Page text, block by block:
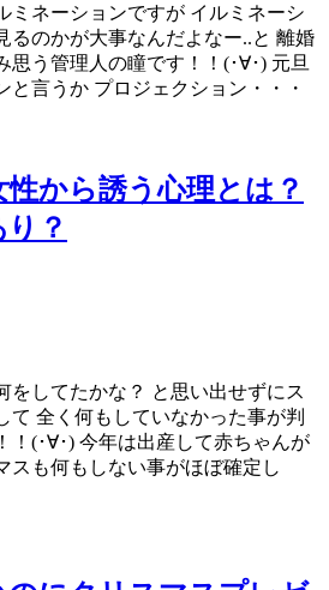
ミネーションですが イルミネーシ
るのかが大事なんだよなー..と 離婚
思う管理人の瞳です！！(･∀･) 元旦
と言うか プロジェクション・・・
から誘う心理とは？
？
をしてたかな？ と思い出せずにス
て 全く何もしていなかった事が判
！(･∀･) 今年は出産して赤ちゃんが
スも何もしない事がほぼ確定し